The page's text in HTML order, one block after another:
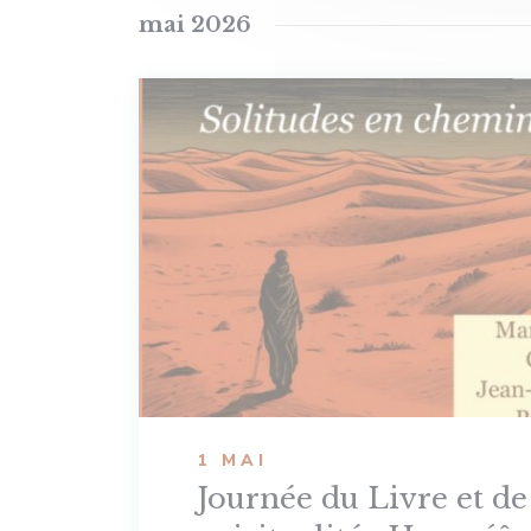
mai 2026
1 MAI
Journée du Livre et